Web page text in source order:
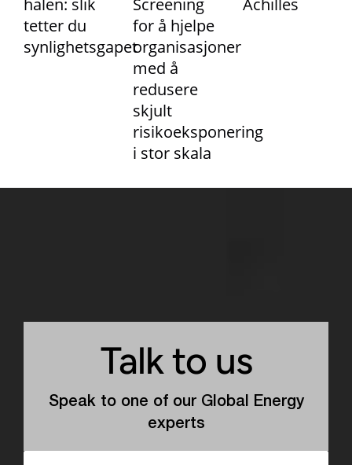
tetter du
synlighetsgapet
for å hjelpe
organisasjoner
med å
redusere
skjult
risikoeksponering
i stor skala
Talk to us
Speak to one of our Global Energy
experts